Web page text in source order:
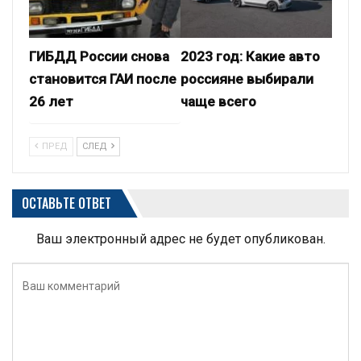
ГИБДД России снова
становится ГАИ после
26 лет
2023 год: Какие авто
россияне выбирали
чаще всего
ПРЕД СЛЕД
ОСТАВЬТЕ ОТВЕТ
Ваш электронный адрес не будет опубликован.